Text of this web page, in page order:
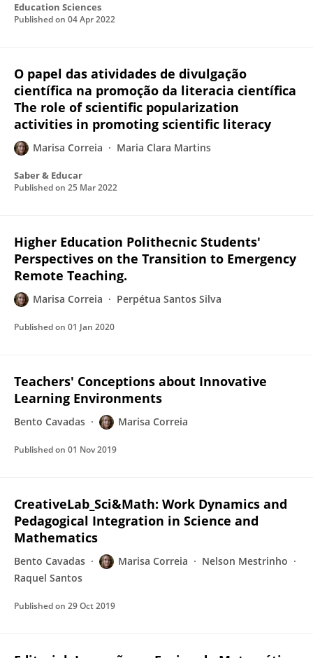
Education Sciences
Published on 04 Apr 2022
O papel das atividades de divulgação
científica na promoção da literacia científica
The role of scientific popularization
activities in promoting scientific literacy
Marisa Correia Maria Clara Martins
Saber & Educar
Published on 25 Mar 2022
Higher Education Polithecnic Students'
Perspectives on the Transition to Emergency
Remote Teaching.
Marisa Correia Perpétua Santos Silva
Published on 01 Jan 2020
Teachers' Conceptions about Innovative
Learning Environments
Bento Cavadas Marisa Correia
Published on 01 Nov 2019
CreativeLab_Sci&Math: Work Dynamics and
Pedagogical Integration in Science and
Mathematics
Bento Cavadas Marisa Correia
Nelson Mestrinho
Raquel Santos
Published on 29 Oct 2019